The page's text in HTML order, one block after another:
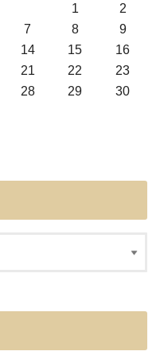
1
2
7 8
9
14 15
16
21 22
23
28 29
30